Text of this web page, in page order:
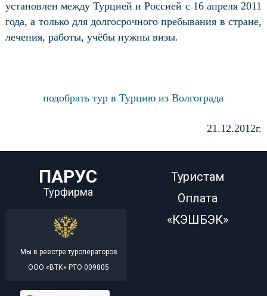
установлен между Турцией и Россией с 16 апреля 2011
года, а только для долгосрочного пребывания в стране,
лечения, работы, учёбы нужны визы.
подобрать тур в Турцию из Волгограда
21.12.2012г.
ПАРУС
Турфирма
Мы в реестре туроператоров
ООО «ВТК» РТО 009805
Туристам
Оплата
«КЭШБЭК»